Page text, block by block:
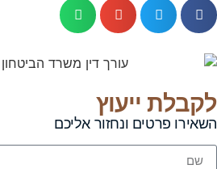
לקבלת ייעוץ
השאירו פרטים ונחזור אליכם